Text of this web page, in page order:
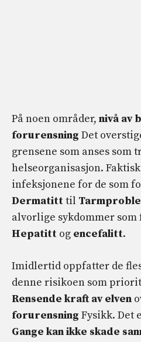
På noen områder, nivå av
forurensning Det
grensene som anses som
helseorganisasjon.
infeksjonene for de som
Dermatitttil
alvorlige sykdommer som
Hepatitt og encefalitt.
Imidlertid oppfatter de
denne risikoen som
Rensende kraft av elven
forurensning Fysikk. Det
Gange kan ikke skade